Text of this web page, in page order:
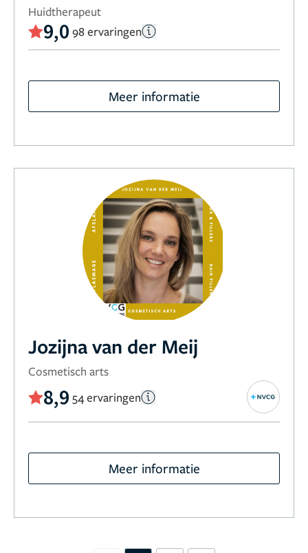
Huidtherapeut
9,0 98 ervaringen
Meer informatie
Jozijna van der Meij
Cosmetisch arts
8,9 54 ervaringen
Meer informatie